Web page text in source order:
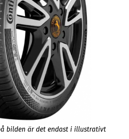
bilden är det endast i illustrativt